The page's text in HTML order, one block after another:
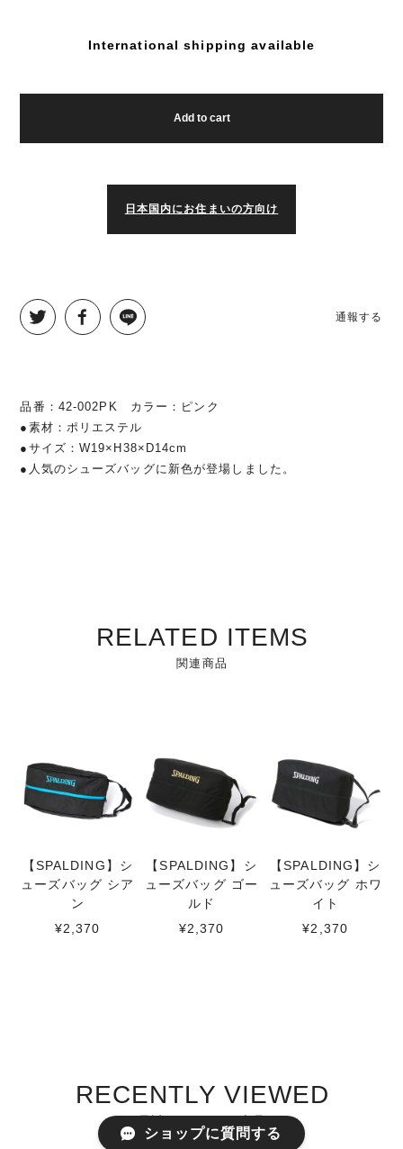
International shipping available
Add to cart
日本国内にお住まいの方向け
通報する
品番：42-002PK カラー：ピンク
●素材：ポリエステル
●サイズ：W19×H38×D14cm
●人気のシューズバッグに新色が登場しました。
RELATED ITEMS
関連商品
【SPALDING】シ
ューズバッグ シア
ン
¥2,370
【SPALDING】シ
ューズバッグ ゴー
ルド
¥2,370
【SPALDING】シ
ューズバッグ ホワ
イト
¥2,370
RECENTLY VIEWED
ショップに質問する